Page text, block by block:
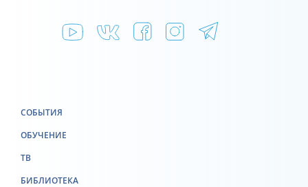
СОБЫТИЯ
ОБУЧЕНИЕ
ТВ
БИБЛИОТЕКА